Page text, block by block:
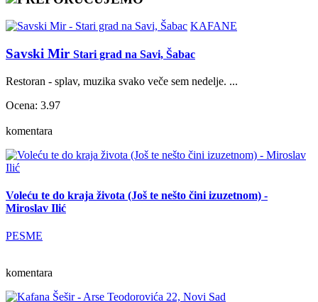
KAFANE
Savski Mir Stari grad na Savi, Šabac
Restoran - splav, muzika svako veče sem nedelje. ...
Ocena: 3.97
komentara
Voleću te do kraja života (Još te nešto čini izuzetnom) -
Miroslav Ilić
PESME
komentara